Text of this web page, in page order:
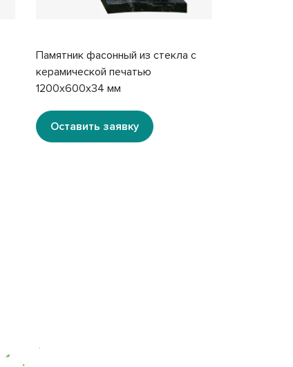
Памятник фасонный из стекла с
керамической печатью
1200x600x34 мм
Оставить заявку